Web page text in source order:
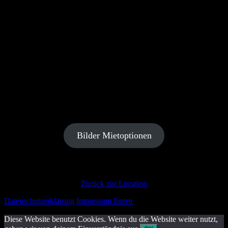
Bilder Mietoptionen
Zurück zur Location
Datenschutzerklärung Impressum Intern
Diese Website benutzt Cookies. Wenn du die Website weiter nutzt,